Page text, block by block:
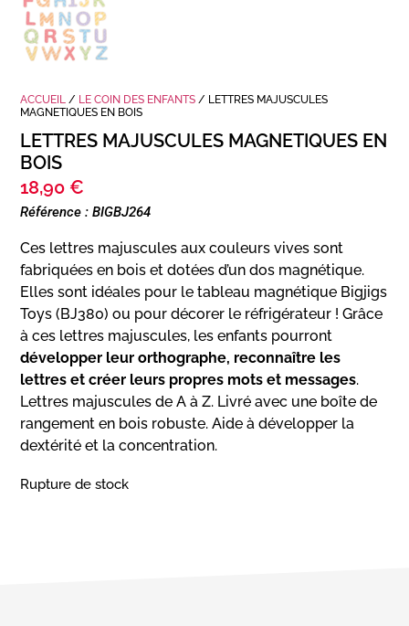
ACCUEIL / LE COIN DES ENFANTS / LETTRES MAJUSCULES
MAGNETIQUES EN BOIS
LETTRES MAJUSCULES MAGNETIQUES EN
BOIS
18,90 €
Référence : BIGBJ264
Ces lettres majuscules aux couleurs vives sont
fabriquées en bois et dotées d’un dos magnétique.
Elles sont idéales pour le tableau magnétique Bigjigs
Toys (BJ380) ou pour décorer le réfrigérateur ! Grâce
à ces lettres majuscules, les enfants pourront
développer leur orthographe, reconnaître les
lettres et créer leurs propres mots et messages.
Lettres majuscules de A à Z. Livré avec une boîte de
rangement en bois robuste. Aide à développer la
dextérité et la concentration.
Rupture de stock